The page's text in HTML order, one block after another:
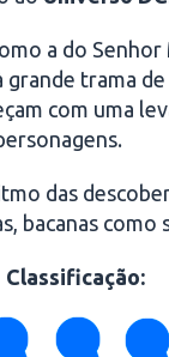
a do Senhor
grande trama de
com uma
das
bacanas como
Classificação: